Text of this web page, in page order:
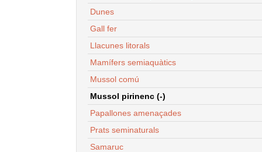
Dunes
Gall fer
Llacunes litorals
Mamífers semiaquàtics
Mussol comú
Mussol pirinenc (-)
Papallones amenaçades
Prats seminaturals
Samaruc